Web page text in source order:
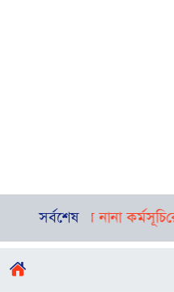
সর্বশেষ
দিনভর নানা কর্মসূচিরোমে